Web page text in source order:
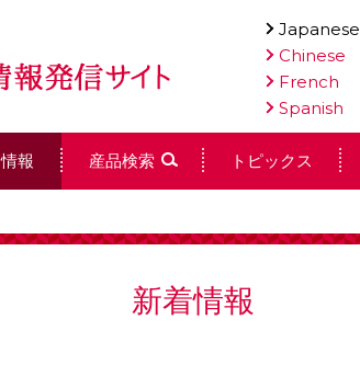
新着情報
Japanese
Chinese
French
Spanish
報 産品検索 トピックス